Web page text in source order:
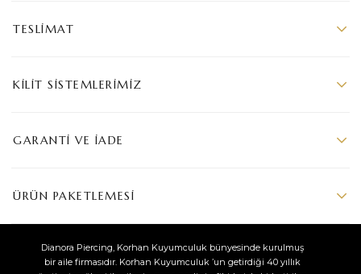
TESLIMAT
KILIT SISTEMLERIMIZ
GARANTI VE İADE
ÜRÜN PAKETLEMESI
Dianora Piercing, Korhan Kuyumculuk bünyesinde kurulmuş
bir aile firmasıdır. Korhan Kuyumculuk ’un getirdiği 40 yıllık